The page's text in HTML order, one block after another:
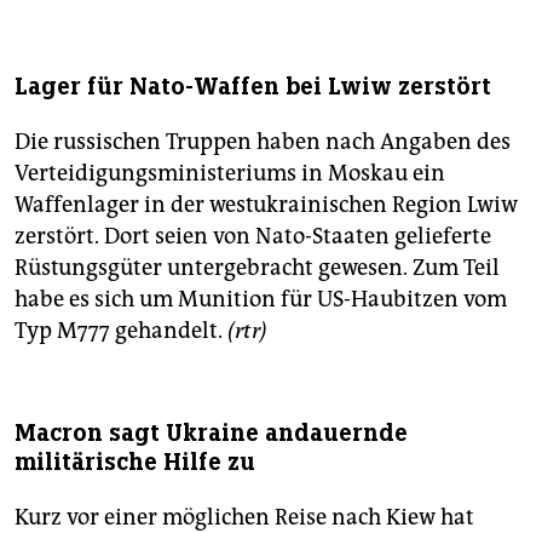
Lager für Nato-Waffen bei Lwiw zerstört
Die russischen Truppen haben nach Angaben des
Verteidigungsministeriums in Moskau ein
Waffenlager in der westukrainischen Region Lwiw
zerstört. Dort seien von Nato-Staaten gelieferte
Rüstungsgüter untergebracht gewesen. Zum Teil
habe es sich um Munition für US-Haubitzen vom
Typ M777 gehandelt. (rtr)
Macron sagt Ukraine andauernde
militärische Hilfe zu
Kurz vor einer möglichen Reise nach Kiew hat